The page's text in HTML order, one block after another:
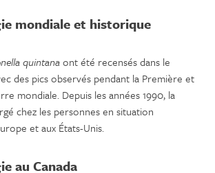
mondiale et historique
quintanaont été recensés dans le
des pics observés pendant la Première et
mondiale. Depuis les années 1990, la
chez les personnes en situation
et aux États-Unis.
au Canada